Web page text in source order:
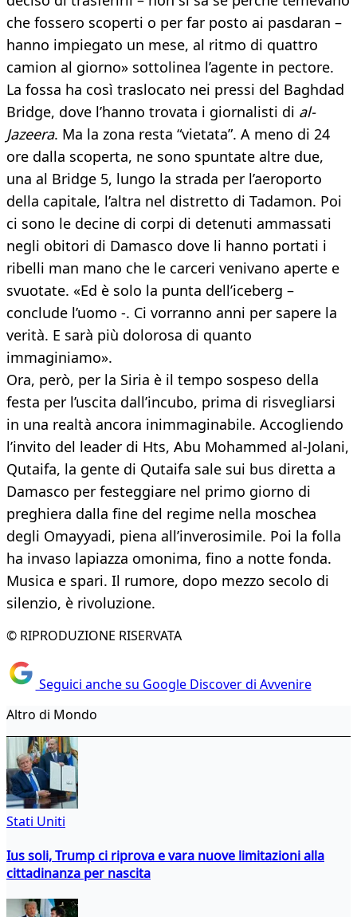
che fossero scoperti o per far posto ai pasdaran –
hanno impiegato un mese, al ritmo di quattro
camion al giorno» sottolinea l’agente in pectore.
La fossa ha così traslocato nei pressi del Baghdad
Bridge, dove l’hanno trovata i giornalisti di al-
Jazeera. Ma la zona resta “vietata”. A meno di 24
ore dalla scoperta, ne sono spuntate altre due,
una al Bridge 5, lungo la strada per l’aeroporto
della capitale, l’altra nel distretto di Tadamon. Poi
ci sono le decine di corpi di detenuti ammassati
negli obitori di Damasco dove li hanno portati i
ribelli man mano che le carceri venivano aperte e
svuotate. «Ed è solo la punta dell’iceberg –
conclude l’uomo -. Ci vorranno anni per sapere la
verità. E sarà più dolorosa di quanto
immaginiamo».
Ora, però, per la Siria è il tempo sospeso della
festa per l’uscita dall’incubo, prima di risvegliarsi
in una realtà ancora inimmaginabile. Accogliendo
l’invito del leader di Hts, Abu Mohammed al-Jolani,
Qutaifa, la gente di Qutaifa sale sui bus diretta a
Damasco per festeggiare nel primo giorno di
preghiera dalla fine del regime nella moschea
degli Omayyadi, piena all’inverosimile. Poi la folla
ha invaso lapiazza omonima, fino a notte fonda.
Musica e spari. Il rumore, dopo mezzo secolo di
silenzio, è rivoluzione.
© RIPRODUZIONE RISERVATA
Seguici anche su Google Discover di Avvenire
Altro di Mondo
Stati Uniti
Ius soli, Trump ci riprova e vara nuove limitazioni alla
cittadinanza per nascita